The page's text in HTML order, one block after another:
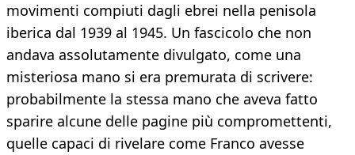
movimenti compiuti dagli ebrei nella penisola
iberica dal 1939 al 1945. Un fascicolo che non
andava assolutamente divulgato, come una
misteriosa mano si era premurata di scrivere:
probabilmente la stessa mano che aveva fatto
sparire alcune delle pagine più compromettenti,
quelle capaci di rivelare come Franco avesse